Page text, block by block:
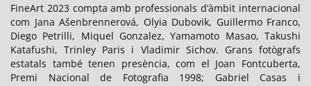
FineArt 2023 compta amb professionals d’àmbit internacional
com Jana Ašenbrennerová, Olyia Dubovik, Guillermo Franco,
Diego Petrilli, Miquel Gonzalez, Yamamoto Masao, Takushi
Katafushi, Trinley Paris i Vladimir Sichov. Grans fotògrafs
estatals també tenen presència, com el Joan Fontcuberta,
Premi Nacional de Fotografia 1998; Gabriel Casas i